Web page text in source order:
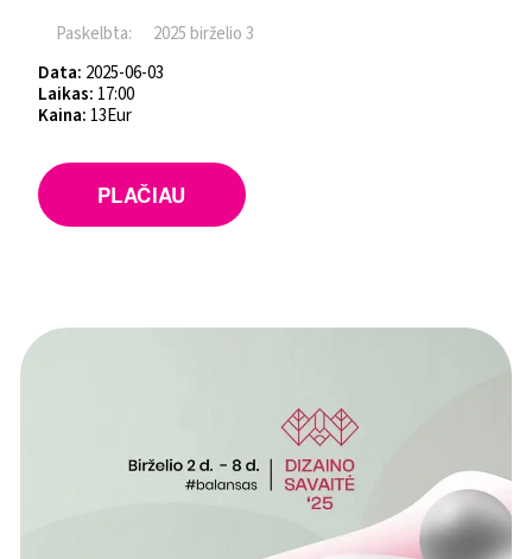
Paskelbta:
2025 birželio 3
Data: 2025-06-03
Laikas: 17:00
Kaina: 13Eur
PLAČIAU